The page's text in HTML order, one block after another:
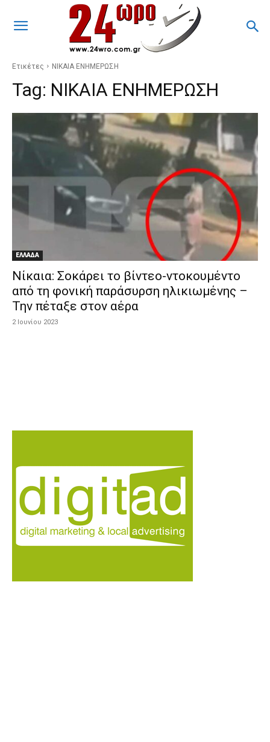
Ετικέτες ΝΙΚΑΙΑ ΕΝΗΜΕΡΩΣΗ
Tag: ΝΙΚΑΙΑ ΕΝΗΜΕΡΩΣΗ
ΕΛΛΑΔΑ
Νίκαια: Σοκάρει το βίντεο-ντοκουμέντο
από τη φονική παράσυρση ηλικιωμένης –
Την πέταξε στον αέρα
2 Ιουνίου 2023